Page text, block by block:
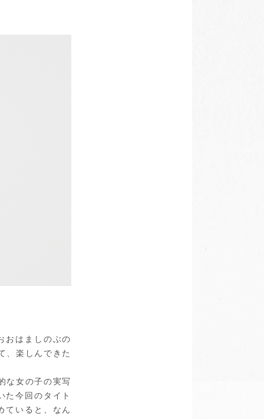
おはましのぶの
、楽しんできた
な女の子の実写
た今回のタイト
ていると、なん